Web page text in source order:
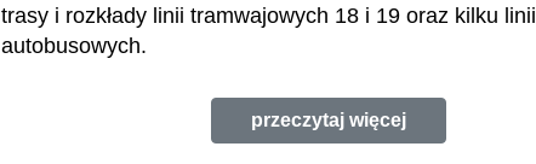
trasy i rozkłady linii tramwajowych 18 i 19 oraz kilku linii
autobusowych.
przeczytaj więcej